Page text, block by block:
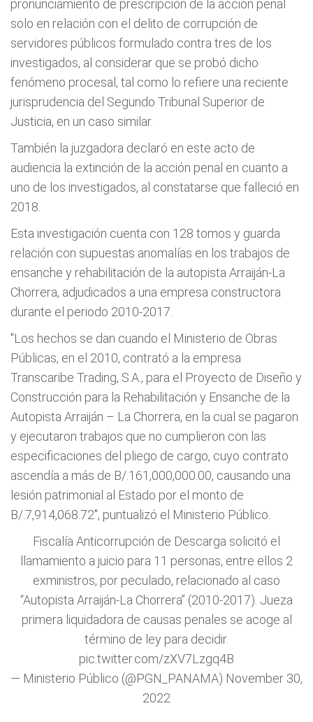
pronunciamiento de prescripción de la acción penal
solo en relación con el delito de corrupción de
servidores públicos formulado contra tres de los
investigados, al considerar que se probó dicho
fenómeno procesal, tal como lo refiere una reciente
jurisprudencia del Segundo Tribunal Superior de
Justicia, en un caso similar.
También la juzgadora declaró en este acto de
audiencia la extinción de la acción penal en cuanto a
uno de los investigados, al constatarse que falleció en
2018.
Esta investigación cuenta con 128 tomos y guarda
relación con supuestas anomalías en los trabajos de
ensanche y rehabilitación de la autopista Arraiján-La
Chorrera, adjudicados a una empresa constructora
durante el periodo 2010-2017.
"Los hechos se dan cuando el Ministerio de Obras
Públicas, en el 2010, contrató a la empresa
Transcaribe Trading, S.A., para el Proyecto de Diseño y
Construcción para la Rehabilitación y Ensanche de la
Autopista Arraiján – La Chorrera, en la cual se pagaron
y ejecutaron trabajos que no cumplieron con las
especificaciones del pliego de cargo, cuyo contrato
ascendía a más de B/.161,000,000.00, causando una
lesión patrimonial al Estado por el monto de
B/.7,914,068.72", puntualizó el Ministerio Público.
Fiscalía Anticorrupción de Descarga solicitó el
llamamiento a juicio para 11 personas, entre ellos 2
exministros, por peculado, relacionado al caso
“Autopista Arraiján-La Chorrera” (2010-2017). Jueza
primera liquidadora de causas penales se acoge al
término de ley para decidir.
pic.twitter.com/zXV7Lzgq4B
— Ministerio Público (@PGN_PANAMA) November 30,
2022